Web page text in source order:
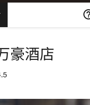
享家
豪酒店